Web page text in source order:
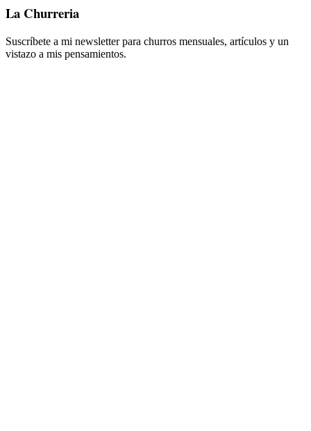
La Churreria
Suscríbete a mi newsletter para churros mensuales, artículos y un
vistazo a mis pensamientos.